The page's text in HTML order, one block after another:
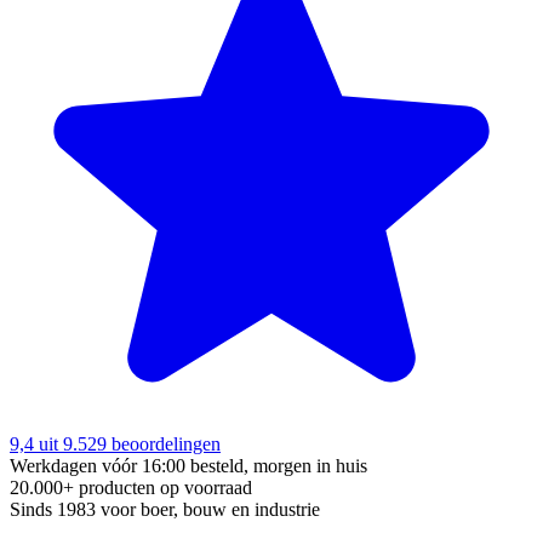
9,4 uit 9.529 beoordelingen
Werkdagen vóór 16:00 besteld, morgen in huis
20.000+ producten op voorraad
Sinds 1983 voor boer, bouw en industrie